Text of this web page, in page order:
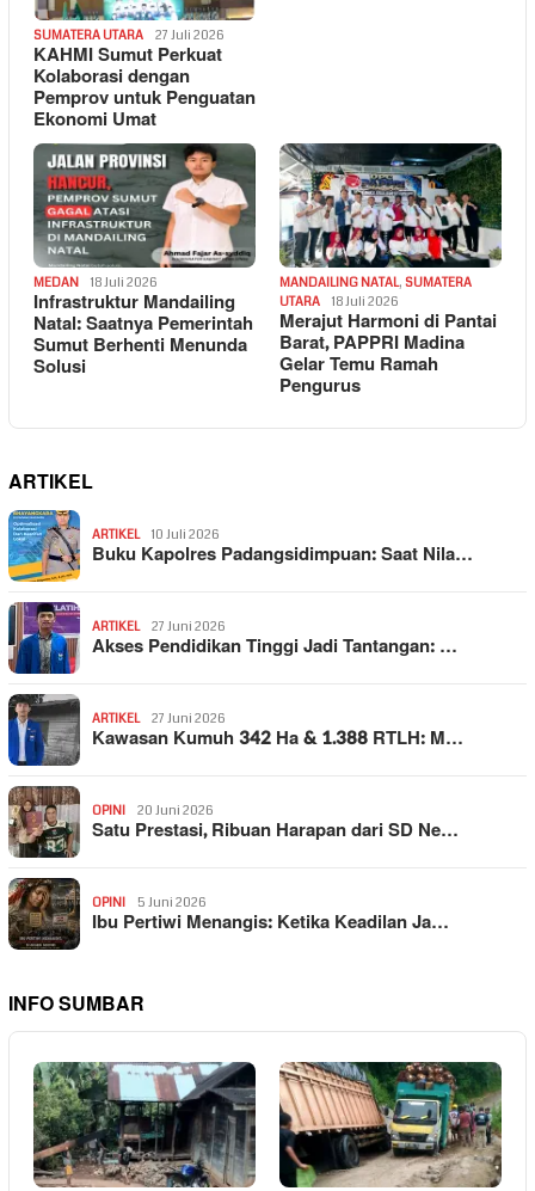
SUMATERA UTARA 27 Juli 2026
KAHMI Sumut Perkuat
Kolaborasi dengan
Pemprov untuk Penguatan
Ekonomi Umat
MEDAN 18 Juli 2026
Infrastruktur Mandailing
Natal: Saatnya Pemerintah
Sumut Berhenti Menunda
Solusi
MANDAILING NATAL, SUMATERA
UTARA
18 Juli 2026
Merajut Harmoni di Pantai
Barat, PAPPRI Madina
Gelar Temu Ramah
Pengurus
ARTIKEL
ARTIKEL 10 Juli 2026
Buku Kapolres Padangsidimpuan: Saat Nila…
ARTIKEL 27 Juni 2026
Akses Pendidikan Tinggi Jadi Tantangan: …
ARTIKEL 27 Juni 2026
Kawasan Kumuh 342 Ha & 1.388 RTLH: M…
OPINI 20 Juni 2026
Satu Prestasi, Ribuan Harapan dari SD Ne…
OPINI 5 Juni 2026
Ibu Pertiwi Menangis: Ketika Keadilan Ja…
INFO SUMBAR